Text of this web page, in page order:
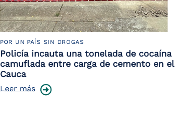
POR UN PAÍS SIN DROGAS
Policía incauta una tonelada de cocaína
camuflada entre carga de cemento en el
Cauca
Leer más